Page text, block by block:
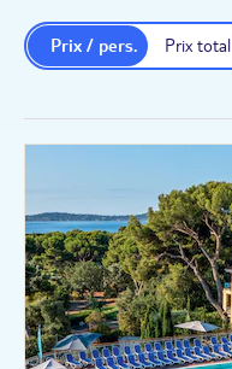
Prix total
Prix / pers.